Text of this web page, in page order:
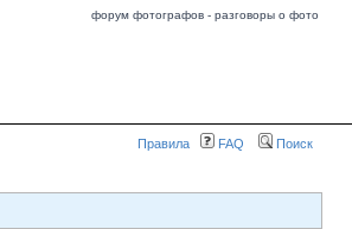
форум фотографов - разговоры о фото
Правила FAQ Поиск